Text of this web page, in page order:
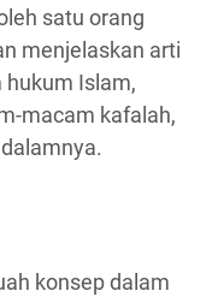
satu orang
menjelaskan arti
hukum Islam,
macam kafalah,
konsep dalam